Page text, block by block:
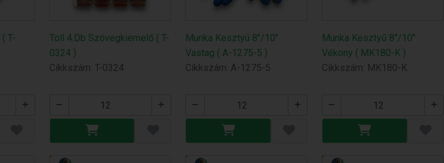
T-
Toll 4.Db Szövegkiemelő ( T-
0324 )
Cikkszám: T-0324
Munka Kesztyü 8"/10"
Vastag ( A-1275-5 )
Cikkszám: A-1275-5
Munka Kesztyű 8"/10"
Vékony ( MK180-K )
Cikkszám: MK180-K